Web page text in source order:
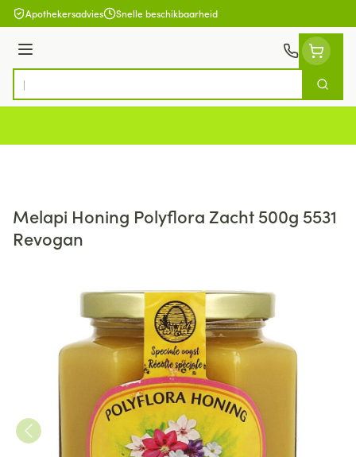
Ga naar de inhoud
Apothekersadvies Snelle beschikbaarheid
Menu
Product, merk, categorie...
Zoek
Melapi Honing Polyflora Zacht 500g 5531
Revogan